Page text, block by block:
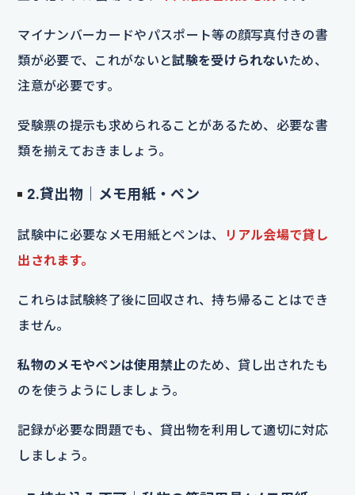
マイナンバーカードやパスポート等の顔写真付きの書
類が必要で、これがないと試験を受けられないため、
注意が必要です。
受験票の提示も求められることがあるため、必要な書
類を揃えておきましょう。
2.貸出物｜メモ用紙・ペン
試験中に必要なメモ用紙とペンは、
リアル会場で貸し
出されます。
これらは試験終了後に回収され、持ち帰ることはでき
ません。
私物のメモやペンは使用禁止のため、貸し出されたも
のを使うようにしましょう。
記録が必要な問題でも、貸出物を利用して適切に対応
しましょう。